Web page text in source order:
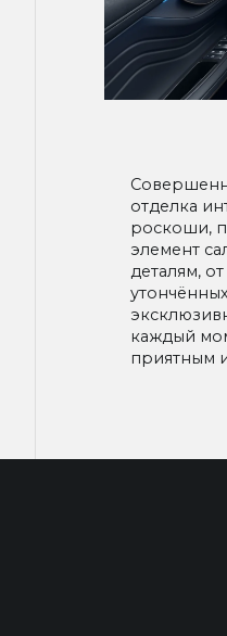
отделка
роскоши,
элемент
деталям,
каждый
приятным